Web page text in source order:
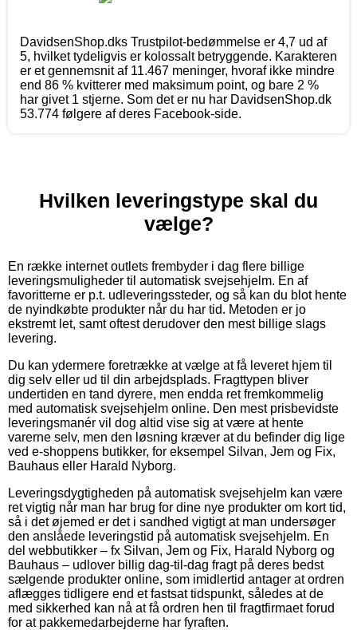
DavidsenShop.dks Trustpilot-bedømmelse er 4,7 ud af
5, hvilket tydeligvis er kolossalt betryggende. Karakteren
er et gennemsnit af 11.467 meninger, hvoraf ikke mindre
end 86 % kvitterer med maksimum point, og bare 2 %
har givet 1 stjerne. Som det er nu har DavidsenShop.dk
53.774 følgere af deres Facebook-side.
Hvilken leveringstype skal du
vælge?
En række internet outlets frembyder i dag flere billige
leveringsmuligheder til automatisk svejsehjelm. En af
favoritterne er p.t. udleveringssteder, og så kan du blot hente
de nyindkøbte produkter når du har tid. Metoden er jo
ekstremt let, samt oftest derudover den mest billige slags
levering.
Du kan ydermere foretrække at vælge at få leveret hjem til
dig selv eller ud til din arbejdsplads. Fragttypen bliver
undertiden en tand dyrere, men endda ret fremkommelig
med automatisk svejsehjelm online. Den mest prisbevidste
leveringsmanér vil dog altid vise sig at være at hente
varerne selv, men den løsning kræver at du befinder dig lige
ved e-shoppens butikker, for eksempel Silvan, Jem og Fix,
Bauhaus eller Harald Nyborg.
Leveringsdygtigheden på automatisk svejsehjelm kan være
ret vigtig når man har brug for dine nye produkter om kort tid,
så i det øjemed er det i sandhed vigtigt at man undersøger
den anslåede leveringstid på automatisk svejsehjelm. En
del webbutikker – fx Silvan, Jem og Fix, Harald Nyborg og
Bauhaus – udlover billig dag-til-dag fragt på deres bedst
sælgende produkter online, som imidlertid antager at ordren
aflægges tidligere end et fastsat tidspunkt, således at de
med sikkerhed kan nå at få ordren hen til fragtfirmaet forud
for at pakkemedarbejderne har fyraften.